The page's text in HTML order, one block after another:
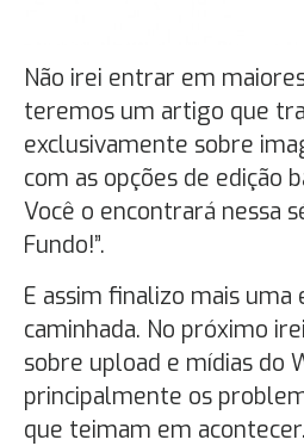
Não irei entrar em
teremos um artigo que
exclusivamente sobre
com as opções de edição
Você o encontrará nessa
Fundo!”.
E assim finalizo mais uma
caminhada. No próximo
sobre upload e mídias do
principalmente os
que teimam em